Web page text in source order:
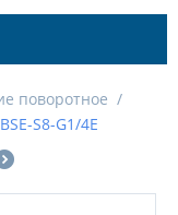
поворотное /
S8-G1/4E